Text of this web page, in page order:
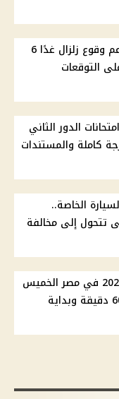
البحوث الفلكية تحسم مزاعم وقوع زلزال غدًا 6
التوقعات
الدور الثاني
كاملة والمستندات
الخاصة..
تتحول إلى مخالفة
انتهاء التوقيت الصيفي 2026 في مصر الخميس
29 أكتوبر وتأخير الساعة 60 دقيقة وبداية